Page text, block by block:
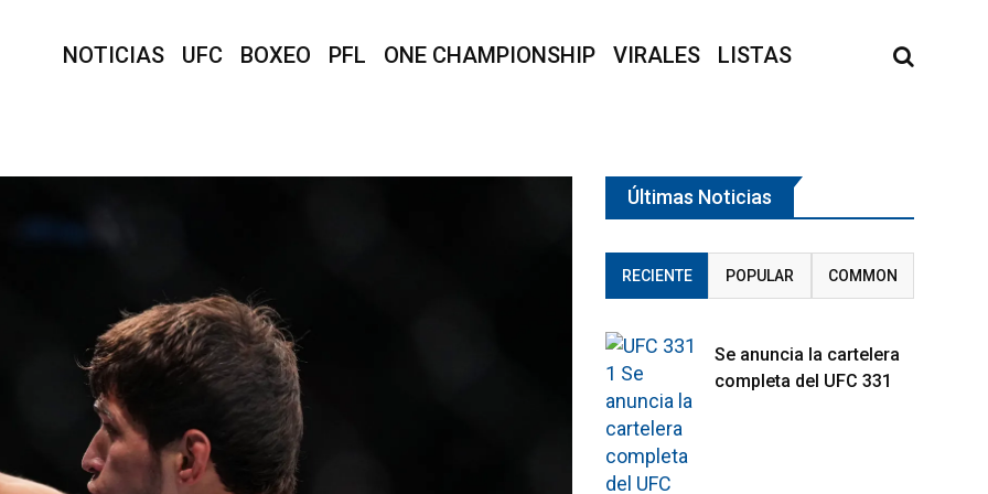
NOTICIAS UFC BOXEO PFL ONE CHAMPIONSHIP VIRALES LISTAS
Últimas Noticias
RECIENTE POPULAR COMMON
Se anuncia la cartelera
completa del UFC 331